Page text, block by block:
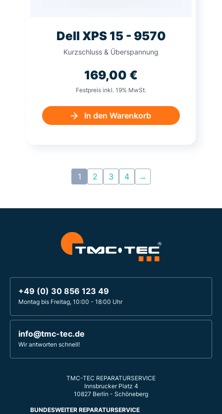
Dell XPS 15 - 9570
Kurzschluss & Überspannung
169,00 €
Festpreis inkl. 19% MwSt.
In den Warenkorb
1 2 3 4 →
+49 (0) 30 856 123 49
Montag bis Freitag, 10:00 - 18:00 Uhr
info@tmc-tec.de
Wir antworten schnell!
TMC-TEC REPARATURSERVICE
Innsbrucker Platz 4
10827 Berlin - Schöneberg
BUNDESWEITER REPARATURSERVICE